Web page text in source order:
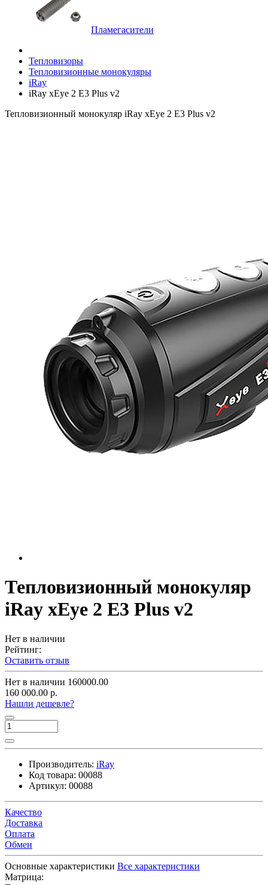
Пламегасители
Тепловизоры
Тепловизионные монокуляры
iRay
iRay xEye 2 E3 Plus v2
Тепловизионный монокуляр iRay xEye 2 E3 Plus v2
Тепловизионный монокуляр
iRay xEye 2 E3 Plus v2
Нет в наличии
Рейтинг:
Оставить отзыв
Нет в наличии 160000.00
160 000.00 р.
Нашли дешевле?
Производитель: iRay
Код товара: 00088
Артикул: 00088
Качество
Доставка
Оплата
Обмен
Основные характеристики Все характеристики
Матрица: